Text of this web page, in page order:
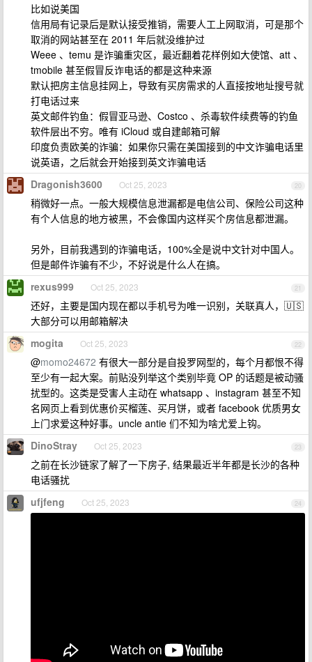
比如说美国
信用局有记录后是默认接受推销，需要人工上网取消，可是那个
取消的网站甚至在 2011 年后就没维护过
Weee 、temu 是诈骗重灾区，最近翻着花样例如大使馆、att 、
tmobile 甚至假冒反诈电话的都是这种来源
默认把房主信息挂网上，导致有买房需求的人直接按地址搜号就
打电话过来
英文邮件钓鱼：假冒亚马逊、Costco 、杀毒软件续费等的钓鱼
软件层出不穷。唯有 iCloud 或自建邮箱可解
印度负责欧美的诈骗：如果你只需在美国接到的中文诈骗电话里
说英语，之后就会开始接到英文诈骗电话
20
Dragonish3600 Oct 25, 2023
稍微好一点。一般大规模信息泄漏都是电信公司、保险公司这种
有个人信息的地方被黑，不会像国内这样买个房信息都泄漏。
另外，目前我遇到的诈骗电话，100%全是说中文针对中国人。
但是邮件诈骗有不少，不好说是什么人在搞。
21
rexus999 Oct 25, 2023
还好，主要是国内现在都以手机号为唯一识别，关联真人，🇺🇸
大部分可以用邮箱解决
22
mogita Oct 25, 2023
@momo24672 有很大一部分是自投罗网型的，每个月都恨不得
至少有一起大案。前贴没列举这个类别毕竟 OP 的话题是被动骚
扰型的。这类是受害人主动在 whatsapp 、instagram 甚至不知
名网页上看到优惠价买榴莲、买月饼，或者 facebook 优质男女
上门求爱这种好事。uncle antie 们不知为啥尤爱上钩。
23
DinoStray Oct 25, 2023
之前在长沙链家了解了一下房子, 结果最近半年都是长沙的各种
电话骚扰
24
ufjfeng Oct 25, 2023